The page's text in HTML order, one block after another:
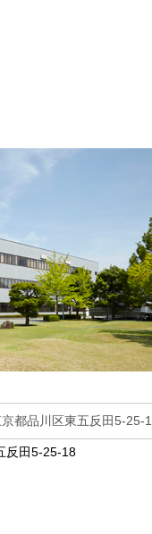
京都品川区東五反田5-
反田5-25-18